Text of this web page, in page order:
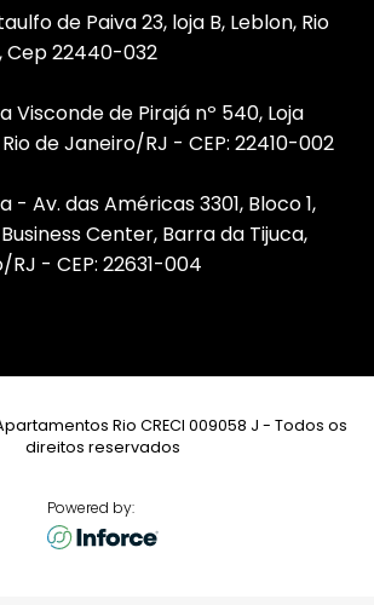
de Paiva 23, loja B, Leblon, Rio
Cep 22440-032
Visconde de Pirajá nº 540, Loja
de Janeiro/RJ - CEP: 22410-002
- Av. das Américas 3301, Bloco 1,
Business Center, Barra da Tijuca,
RJ - CEP: 22631-004
Rio CRECI 009058 J - Todos os
direitos reservados
Powered by: